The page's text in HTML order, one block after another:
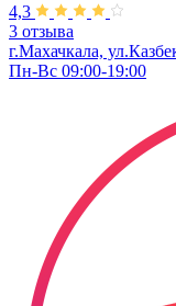
4,3
3 отзыва
г.Махачкала,
Пн-Вс 09:00-19:00